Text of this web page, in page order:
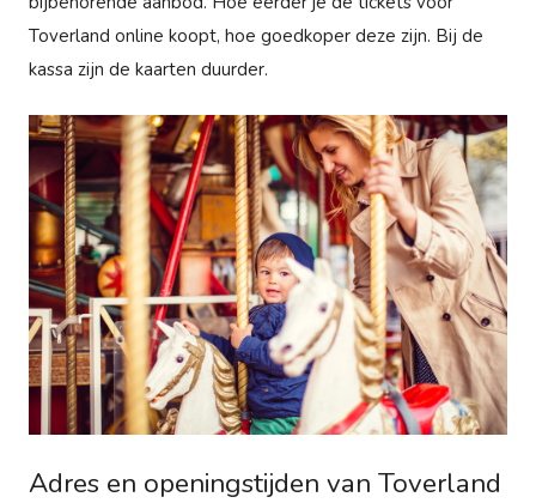
Toverland online koopt, hoe goedkoper deze zijn. Bij de
kassa zijn de kaarten duurder.
Adres en openingstijden van Toverland